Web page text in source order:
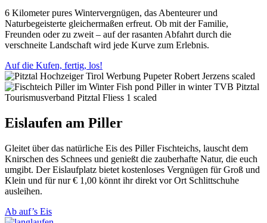
6 Kilometer pures Wintervergnügen, das Abenteurer und
Naturbegeisterte gleichermaßen erfreut. Ob mit der Familie,
Freunden oder zu zweit – auf der rasanten Abfahrt durch die
verschneite Landschaft wird jede Kurve zum Erlebnis.
Auf die Kufen, fertig, los!
Eislaufen am Piller
Gleitet über das natürliche Eis des Piller Fischteichs, lauscht dem
Knirschen des Schnees und genießt die zauberhafte Natur, die euch
umgibt. Der Eislaufplatz bietet kostenloses Vergnügen für Groß und
Klein und für nur € 1,00 könnt ihr direkt vor Ort Schlittschuhe
ausleihen.
Ab auf’s Eis